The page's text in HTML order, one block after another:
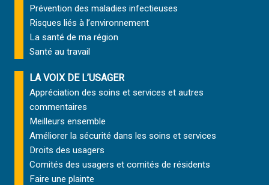
Prévention des maladies infectieuses
Risques liés à l’environnement
La santé de ma région
Santé au travail
LA VOIX DE L’USAGER
Appréciation des soins et services et autres
commentaires
Meilleurs ensemble
Améliorer la sécurité dans les soins et services
Droits des usagers
Comités des usagers et comités de résidents
Faire une plainte